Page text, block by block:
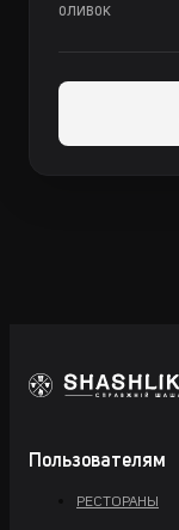
оливок
Пользователям
РЕСТОРАНЫ